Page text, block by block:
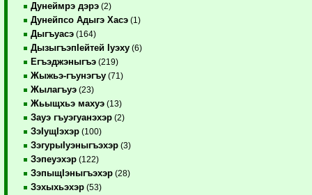
Дунеймрэ дэрэ (2)
Дунейпсо Адыгэ Хасэ (1)
Дыгъуасэ (164)
ДызыгъэпIейтей Iуэху (6)
Егъэджэныгъэ (219)
Жыжьэ-гъунэгъу (71)
Жылагъуэ (23)
Жьыщхьэ махуэ (13)
Зауэ гъуэгуанэхэр (2)
ЗэIущIэхэр (100)
ЗэгурыIуэныгъэхэр (3)
Зэпеуэхэр (122)
ЗэпыщIэныгъэхэр (28)
Зэхыхьэхэр (53)